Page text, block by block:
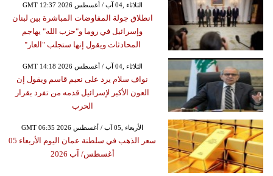
GMT 12:37 2026 الثلاثاء ,04 آب / أغسطس
انطلاق جولة المفاوضات المباشرة بين لبنان
وإسرائيل في روما و"حزب الله" يهاجم
المحادثات ويقول إنها ستجلب "العار"
GMT 14:18 2026 الثلاثاء ,04 آب / أغسطس
نواف سلام يرد على نعيم قاسم ويقول إن
العون الأكبر لإسرائيل قدمه من تفرد بقرار
الحرب
GMT 06:35 2026 الأربعاء ,05 آب / أغسطس
سعر الذهب في سلطنة عمان اليوم الأربعاء 05
أغسطس/ آب 2026